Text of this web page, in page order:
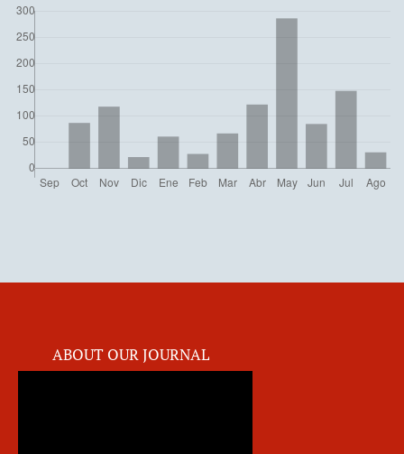
ABOUT OUR JOURNAL